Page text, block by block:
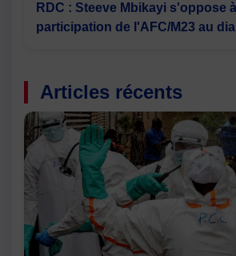
RDC : Steeve Mbikayi s'oppose
participation de l'AFC/M23 au
Articles récents